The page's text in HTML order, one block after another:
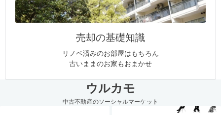
売却の基礎知識
リノベ済みのお部屋はもちろん
古いままのお家もおまかせ
ウルカモ
中古不動産のソーシャルマーケット